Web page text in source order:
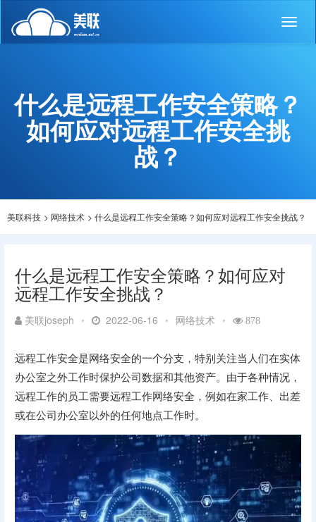
什么是远程工作安全策略？
如何应对远程工作安全挑
战？
美联科技 > 网络技术 > 什么是远程工作安全策略？如何应对远程工作安全挑战？
什么是远程工作安全策略？如何应对
远程工作安全挑战？
美联joseph • 2022-06-16 • 网络技术 • 878
远程工作安全是网络安全的一个分支，特别关注当人们在实体
办公室之外工作时保护公司数据和其他资产。由于各种情况，
远程工作的员工需要远程工作网络安全，例如在家工作、出差
或在公司办公室以外的任何地点工作时。